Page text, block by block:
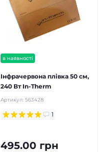
в наявності
Інфрачервона плівка 50 см,
240 Вт In-Therm
Артикул: 563428
1
495.00 грн